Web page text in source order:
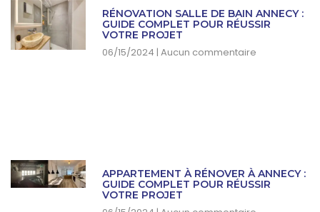
RÉNOVATION SALLE DE BAIN ANNECY :
GUIDE COMPLET POUR RÉUSSIR
VOTRE PROJET
06/15/2024 Aucun commentaire
APPARTEMENT À RÉNOVER À ANNECY :
GUIDE COMPLET POUR RÉUSSIR
VOTRE PROJET